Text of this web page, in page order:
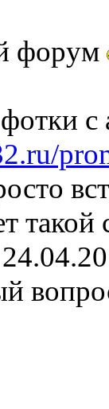
форум
с